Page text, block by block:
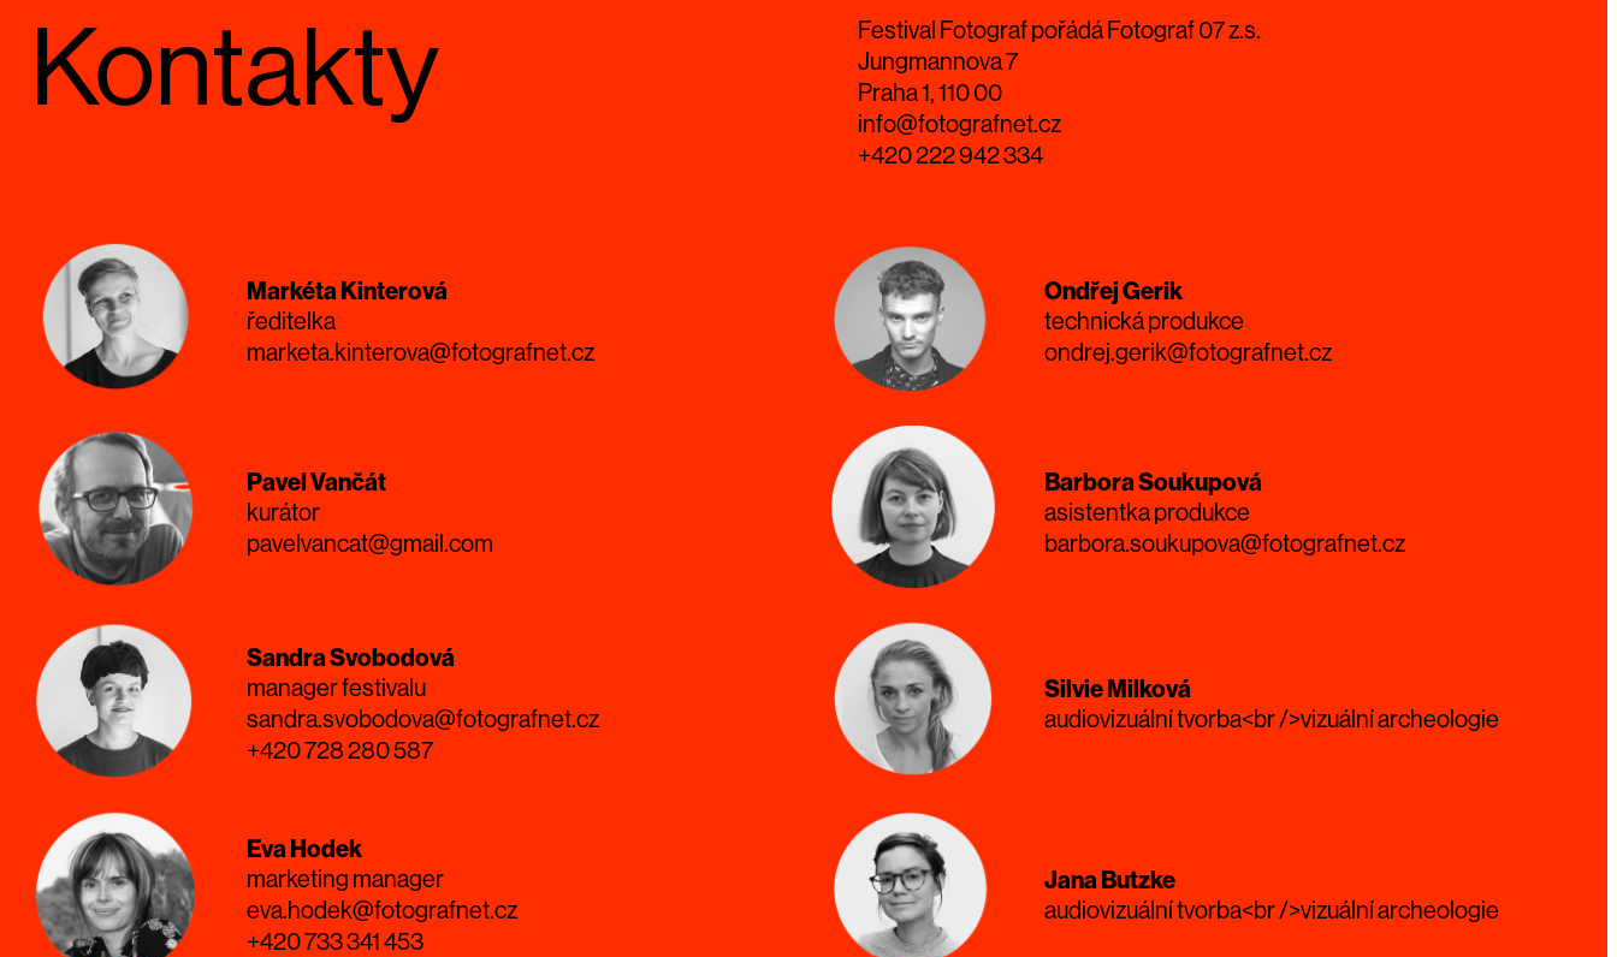
Kontakty
Festival Fotograf pořádá Fotograf 07 z.s.
Jungmannova 7
Praha 1, 110 00
info@fotografnet.cz
+420 222 942 334
Markéta Kinterová
ředitelka
marketa.kinterova@fotografnet.cz
Pavel Vančát
kurátor
pavelvancat@gmail.com
Sandra Svobodová
manager festivalu
sandra.svobodova@fotografnet.cz
+420 728 280 587
Eva Hodek
marketing manager
eva.hodek@fotografnet.cz
+420 733 341 453
Ondřej Gerik
technická produkce
ondrej.gerik@fotografnet.cz
Barbora Soukupová
asistentka produkce
barbora.soukupova@fotografnet.cz
Silvie Milková
audiovizuální tvorba<br />vizuální archeologie
Jana Butzke
audiovizuální tvorba<br />vizuální archeologie